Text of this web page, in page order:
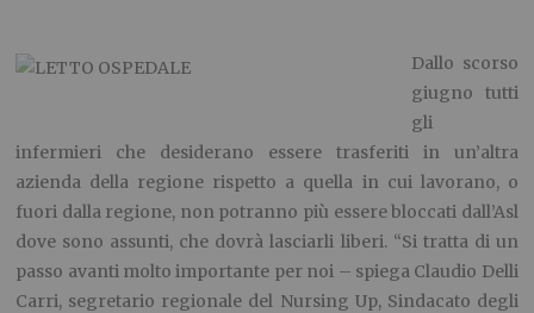
Dallo scorso
giugno tutti
gli
infermieri che desiderano essere trasferiti in un’altra
azienda della regione rispetto a quella in cui lavorano, o
fuori dalla regione, non potranno più essere bloccati dall’Asl
dove sono assunti, che dovrà lasciarli liberi. “Si tratta di un
passo avanti molto importante per noi – spiega Claudio Delli
Carri, segretario regionale del Nursing Up, Sindacato degli